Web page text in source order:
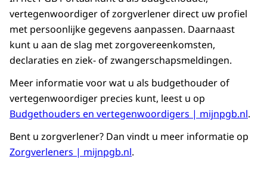
vertegenwoordiger of zorgverlener direct uw profiel
met persoonlijke gegevens aanpassen. Daarnaast
kunt u aan de slag met zorgovereenkomsten,
declaraties en ziek- of zwangerschapsmeldingen.
Meer informatie voor wat u als budgethouder of
vertegenwoordiger precies kunt, leest u op
Budgethouders en vertegenwoordigers | mijnpgb.nl.
Bent u zorgverlener? Dan vindt u meer informatie op
Zorgverleners | mijnpgb.nl.